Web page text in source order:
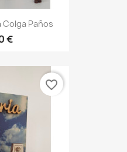
Paños
€
favorite_border